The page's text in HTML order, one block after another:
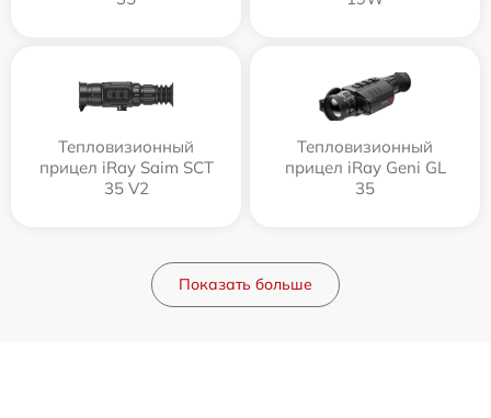
Тепловизионный
прицел iRay Saim SCT
35 V2
Тепловизионный
прицел iRay Geni GL
35
Показать больше